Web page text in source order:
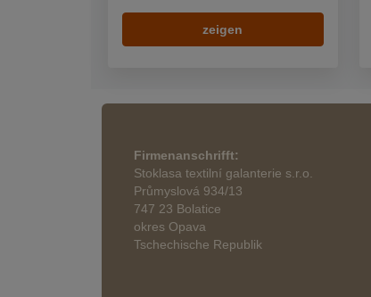
zeigen
Firmenanschrifft:
Stoklasa textilní galanterie s.r.o.
Průmyslová 934/13
747 23 Bolatice
okres Opava
Tschechische Republik